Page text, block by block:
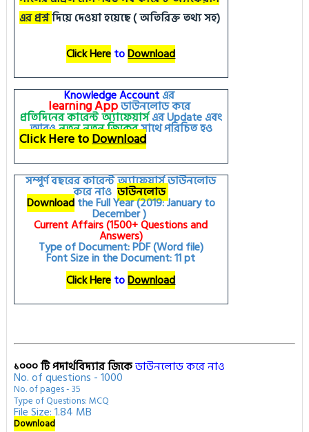
এর প্রশ্নদিয়ে দেওয়া হয়েছে ( অতিরিক্ত তথ্য সহ)
Click HeretoDownload
Knowledge Accountএর
learningAppডাউনলোড করে
প্রতিদিনের কারেন্ট অ্যাফেয়ার্সএরUpdateএবং
আরওনতুননতুনজিকেরসাথে পরিচিত হও
Click Here toDownload
সম্পূর্ণ বছরের কারেন্ট অ্যাফেয়ার্স ডাউনলোড
করে নাও ডাউনলোড
Downloadthe Full Year (2019: January to
December )
Current Affairs (1500+ Questions and
Answers)
Type of Document: PDF (Word file)
Font Size in the Document: 11 pt
Click HeretoDownload
১০০০ টি পদার্থবিদ্যার জিকেডাউনলোড করে নাও
No. of questions - 1000
No. of pages - 35
Type of Questions: MCQ
File Size: 1.84 MB
Download